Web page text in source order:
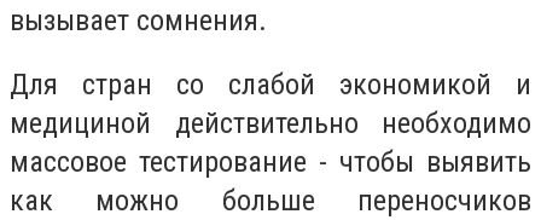
вызывает сомнения.
Для стран со слабой экономикой и
медициной действительно необходимо
массовое тестирование - чтобы выявить
как можно больше переносчиков